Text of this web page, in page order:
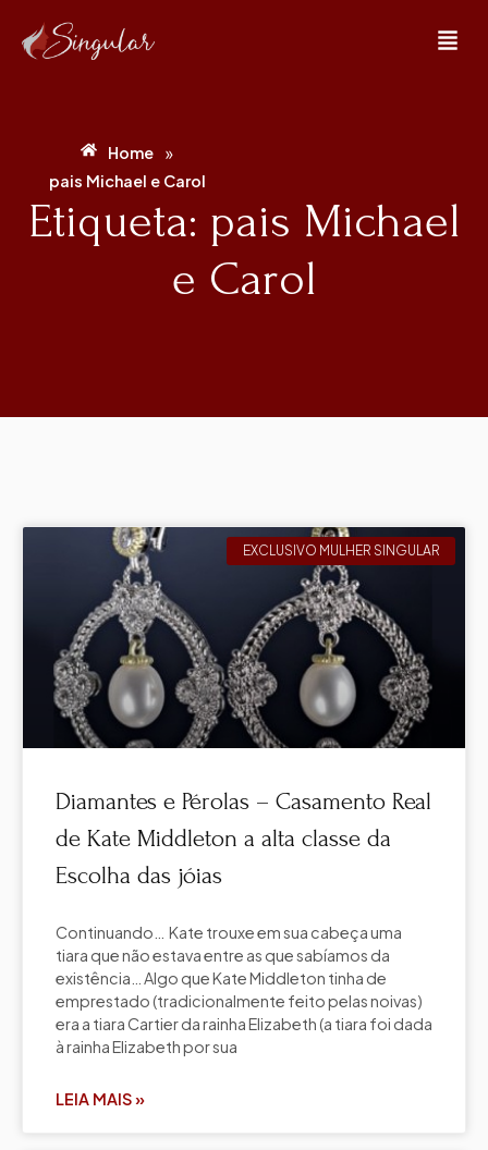
Home »
pais Michael e Carol
Etiqueta: pais Michael
e Carol
EXCLUSIVO MULHER SINGULAR
Diamantes e Pérolas – Casamento Real
de Kate Middleton a alta classe da
Escolha das jóias
Continuando… Kate trouxe em sua cabeça uma
tiara que não estava entre as que sabíamos da
existência… Algo que Kate Middleton tinha de
emprestado (tradicionalmente feito pelas noivas)
era a tiara Cartier da rainha Elizabeth (a tiara foi dada
à rainha Elizabeth por sua
LEIA MAIS »